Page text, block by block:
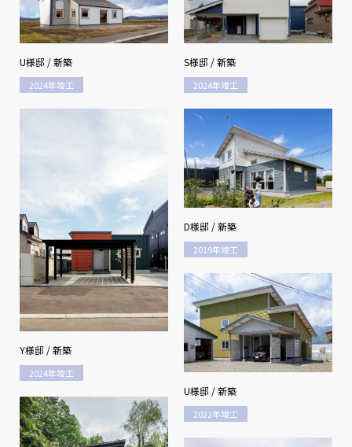
U様邸 / 新築
2024年竣工
S様邸 / 新築
2024年竣工
Y様邸 / 新築
2024年竣工
D様邸 / 新築
2019年竣工
U様邸 / 新築
2022年竣工